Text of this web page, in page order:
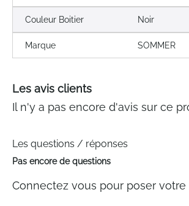
Couleur Boitier Noir
Marque SOMMER
Les avis clients
Il n'y a pas encore d'avis sur ce
Les questions / réponses
Pas encore de questions
Connectez vous pour poser votre